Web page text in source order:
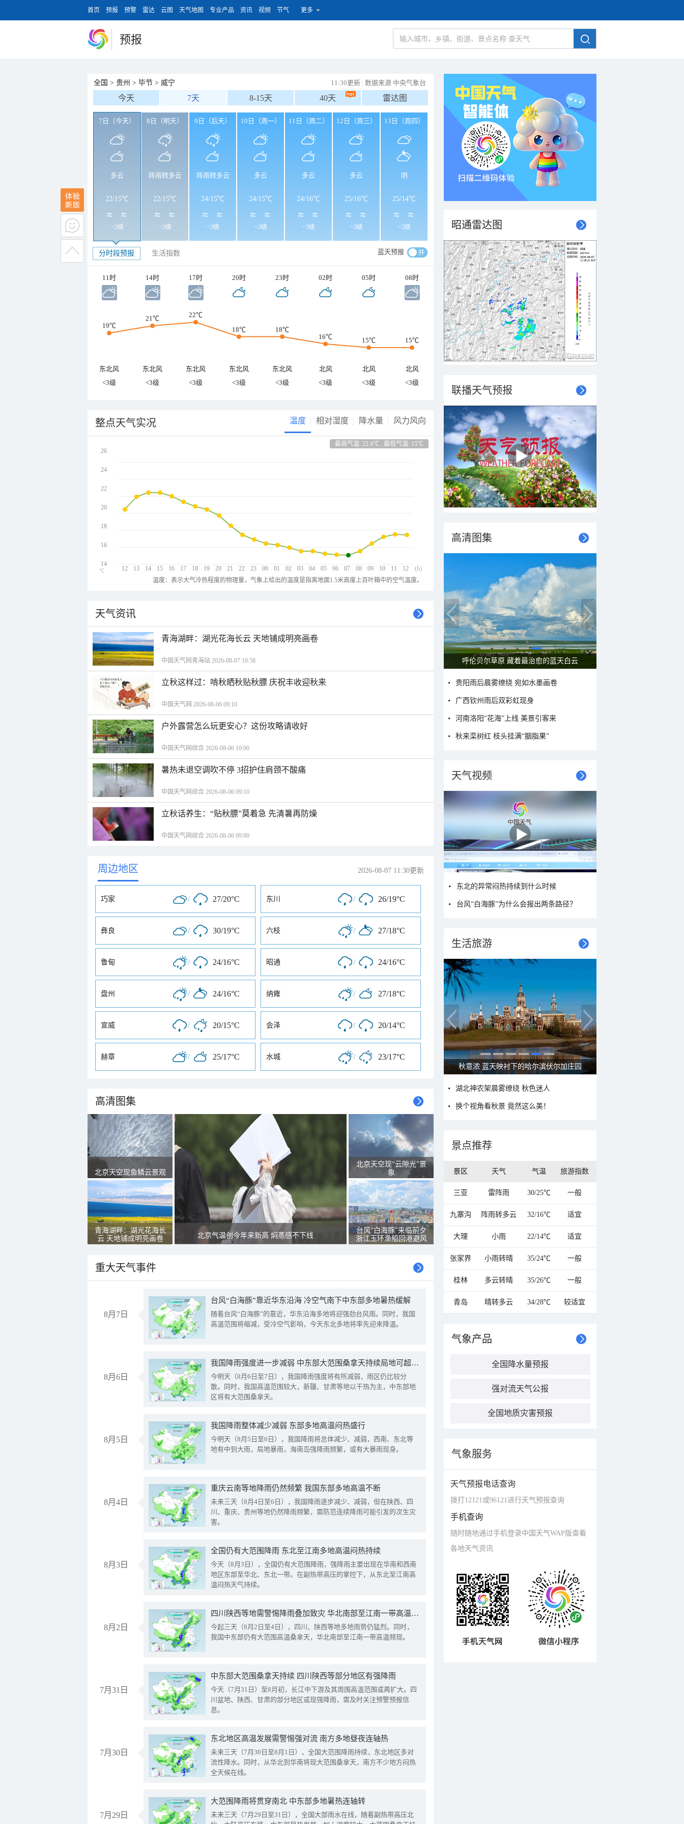
首页 预报 预警 雷达 云图 天气地图 专业产品 资讯 视频 节气 更多
预报
全国 > 贵州 > 毕节 > 威宁 11:30更新 | 数据来源 中央气象台
今天 7天 8-15天 40天 雷达图
7日（今天）
多云
22/15℃
<3级
8日（明天）
阵雨转多云
22/15℃
<3级
9日（后天）
阵雨转多云
24/15℃
<3级
10日（周一）
多云
24/15℃
<3级
11日（周二）
多云
24/16℃
<3级
12日（周三）
多云
25/16℃
<3级
13日（周四）
阴
25/14℃
<3级
分时段预报 生活指数 蓝天预报
11时 14时 17时 20时 23时 02时 05时 08时
19℃
21℃
22℃
18℃
18℃
16℃
15℃ 15℃
东北风 东北风 东北风 东北风 东北风 北风 北风
北风
<3级
<3级 <3级 <3级 <3级 <3级 <3级 <3级
整点天气实况 温度 相对湿度 降水量 风力风向
最高气温: 22.4℃ , 最低气温: 15℃
12 13 14 15 16 17 18 19 20 21 22 23 00 01 02 03 04 05 06 07 08 09 10 11 12
26
24
22
20
18
16
14
(h)
℃
温度：表示大气冷热程度的物理量，气象上给出的温度是指离地面1.5米高度上百叶箱中的空气温度。
天气资讯
青海湖畔：湖光花海长云 天地铺成明亮画卷
中国天气网青海站 2026-08-07 10:58
立秋这样过：啃秋晒秋贴秋膘 庆祝丰收迎秋来
中国天气网 2026-08-06 09:10
户外露营怎么玩更安心？这份攻略请收好
中国天气网综合 2026-08-06 10:00
暑热未退空调吹不停 3招护住肩颈不酸痛
中国天气网综合 2026-08-06 09:10
立秋话养生：“贴秋膘”莫着急 先清暑再防燥
中国天气网综合 2026-08-06 09:00
周边地区 2026-08-07 11:30更新
巧家 / 27/20°C 东川 / 26/19°C
彝良 / 30/19°C 六枝 / 27/18°C
鲁甸 / 24/16°C 昭通 / 24/16°C
盘州 / 24/16°C 纳雍 / 27/18°C
宣威 / 20/15°C 会泽 / 20/14°C
赫章 / 25/17°C 水城 / 23/17°C
高清图集
北京天空现鱼鳞云景观
青海湖畔：湖光花海长
云 天地铺成明亮画卷
北京气温创今年来新高 焖蒸感不下线
北京天空现“云隙光”景
象
台风“白海豚”来临前夕
浙江玉环渔船回港避风
重大天气事件
8月7日
台风“白海豚”靠近华东沿海 冷空气南下中东部多地暑热缓解
随着台风“白海豚”的靠近，华东沿海多地将迎强劲台风雨。同时，我国
高温范围将缩减，受冷空气影响，今天东北多地将率先迎来降温。
8月6日
我国降雨强度进一步减弱 中东部大范围桑拿天持续局地可超38℃
今明天（8月6日至7日），我国降雨强度将有所减弱，雨区仍比较分
散。同时，我国高温范围较大，新疆、甘肃等地以干热为主，中东部地
区将有大范围桑拿天。
8月5日
我国降雨整体减少减弱 东部多地高温闷热盛行
今明天（8月5日至6日），我国降雨将总体减少、减弱，西南、东北等
地有中到大雨，局地暴雨，海南岛强降雨频繁，或有大暴雨现身。
8月4日
重庆云南等地降雨仍然频繁 我国东部多地高温不断
未来三天（8月4日至6日），我国降雨逐步减少、减弱，但在陕西、四
川、重庆、贵州等地仍然降雨频繁，需防范连续降雨可能引发的次生灾
害。
8月3日
全国仍有大范围降雨 东北至江南多地高温闷热持续
今天（8月3日），全国仍有大范围降雨，强降雨主要出现在华南和西南
地区东部至华北、东北一带。在副热带高压的掌控下，从东北至江南高
温闷热天气持续。
8月2日
四川陕西等地需警惕降雨叠加致灾 华北南部至江南一带高温频现
今起三天（8月2日至4日），四川、陕西等地多地雨势仍猛烈。同时，
我国中东部仍有大范围高温桑拿天，华北南部至江南一带高温频现。
7月31日
中东部大范围桑拿天持续 四川陕西等部分地区有强降雨
今天（7月31日）至8月初，长江中下游及其周围高温范围或再扩大。四
川盆地、陕西、甘肃的部分地区或现强降雨，需及时关注预警预报信
息。
7月30日
东北地区高温发展需警惕强对流 南方多地昼夜连轴热
未来三天（7月30日至8月1日），全国大范围降雨持续，东北地区多对
流性降水。同时，从华北到华南将现大范围桑拿天，南方不少地方闷热
全天候在线。
7月29日
大范围降雨将贯穿南北 中东部多地暑热连轴转
未来三天（7月29日至31日），全国大部雨水在线，随着副热带高压北
昭通雷达图
联播天气预报
高清图集
呼伦贝尔草原 藏着最治愈的蓝天白云
贵阳雨后晨雾缭绕 宛如水墨画卷
广西钦州雨后双彩虹现身
河南洛阳“花海”上线 美景引客来
秋来栾树红 枝头挂满“胭脂果”
天气视频
东北的异常闷热持续到什么时候
台风“白海豚”为什么会报出两条路径？
生活旅游
秋意浓 蓝天映衬下的哈尔滨伏尔加庄园
湖北神农架晨雾缭绕 秋色迷人
换个视角看秋景 竟然这么美！
景点推荐
景区 天气 气温 旅游指数
三亚 雷阵雨 30/25℃ 一般
九寨沟 阵雨转多云 32/16℃ 适宜
大理 小雨 22/14℃ 适宜
张家界 小雨转晴 35/24℃ 一般
桂林 多云转晴 35/26℃ 一般
青岛 晴转多云 34/28℃ 较适宜
气象产品
全国降水量预报
强对流天气公报
全国地质灾害预报
气象服务
天气预报电话查询
拨打12121或96121进行天气预报查询
手机查询
随时随地通过手机登录中国天气WAP版查看
各地天气资讯